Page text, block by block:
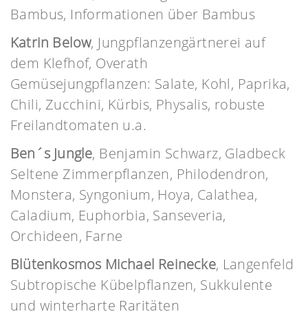
Bambus, Informationen über Bambus
Katrin Below, Jungpflanzengärtnerei auf
dem Klefhof, Overath
Gemüsejungpflanzen: Salate, Kohl, Paprika,
Chili, Zucchini, Kürbis, Physalis, robuste
Freilandtomaten u.a.
Ben´s Jungle, Benjamin Schwarz, Gladbeck
Seltene Zimmerpflanzen, Philodendron,
Monstera, Syngonium, Hoya, Calathea,
Caladium, Euphorbia, Sanseveria,
Orchideen, Farne
Blütenkosmos Michael Reinecke, Langenfeld
Subtropische Kübelpflanzen, Sukkulente
und winterharte Raritäten